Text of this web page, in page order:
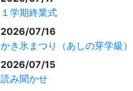
１学期終業式
2026/07/16
かき氷まつり（あしの芽学級）
2026/07/15
読み聞かせ